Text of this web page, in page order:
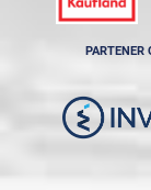
PARTENER